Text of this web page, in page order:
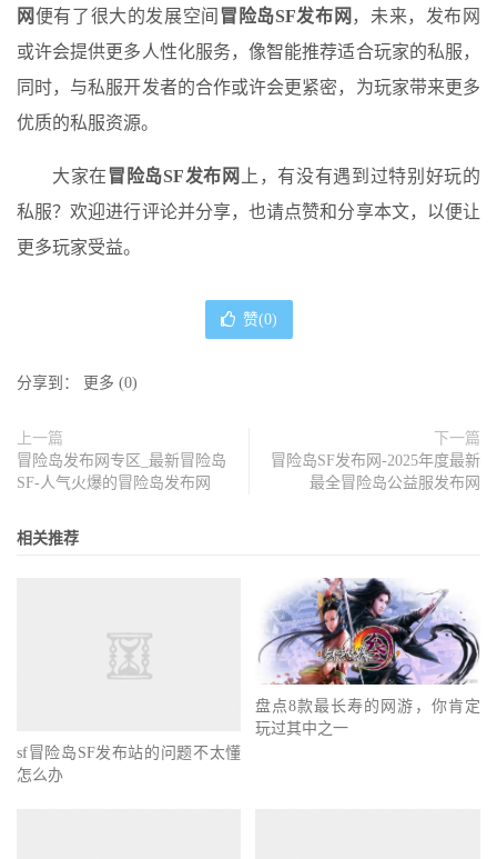
网便有了很大的发展空间 冒险岛SF发布网 ，未来，发布网
或许会提供更多人性化服务，像智能推荐适合玩家的私服，
同时，与私服开发者的合作或许会更紧密，为玩家带来更多
优质的私服资源。
大家在 冒险岛SF发布网
上，有没有遇到过特别好玩的
私服？欢迎进行评论并分享，也请点赞和分享本文，以便让
更多玩家受益。
赞(0)
分享到： 更多 (0)
上一篇
冒险岛发布网专区_最新冒险岛
SF-人气火爆的冒险岛发布网
下一篇
冒险岛SF发布网-2025年度最新
最全冒险岛公益服发布网
相关推荐
sf冒险岛SF发布站的问题不太懂
怎么办
盘点8款最长寿的网游，你肯定
玩过其中之一